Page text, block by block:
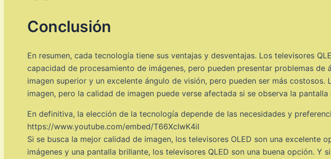
Conclusión
En resumen, cada tecnología tiene sus ventajas y desventajas. Los televisores
capacidad de procesamiento de imágenes, pero pueden presentar problemas
imagen superior y un excelente ángulo de visión, pero pueden ser más
imagen, pero la calidad de imagen puede verse afectada si se observa la
En definitiva, la elección de la tecnología depende de las necesidades y
https://www.youtube.com/embed/T66XcIwK4iI
Si se busca la mejor calidad de imagen, los televisores OLED son una excelente
imágenes y una pantalla brillante, los televisores QLED son una buena opción.